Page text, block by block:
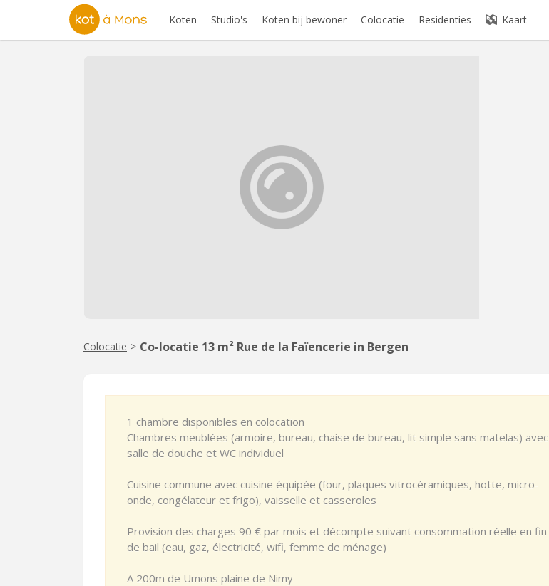
Koten Studio's Koten bij bewoner Colocatie Residenties Kaart
Colocatie > Co-locatie 13 m² Rue de la Faïencerie in Bergen
1 chambre disponibles en colocation
Chambres meublées (armoire, bureau, chaise de bureau, lit simple sans matelas) avec
salle de douche et WC individuel
Cuisine commune avec cuisine équipée (four, plaques vitrocéramiques, hotte, micro-
onde, congélateur et frigo), vaisselle et casseroles
Provision des charges 90 € par mois et décompte suivant consommation réelle en fin
de bail (eau, gaz, électricité, wifi, femme de ménage)
A 200m de Umons plaine de Nimy